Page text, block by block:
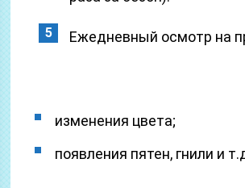
Ежедневный осмотр на
изменения цвета;
появления пятен, гнили и